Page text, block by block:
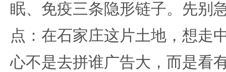
眠、免疫三条隐形链子。先别
点：在石家庄这片土地，想走
心不是去拼谁广告大，而是